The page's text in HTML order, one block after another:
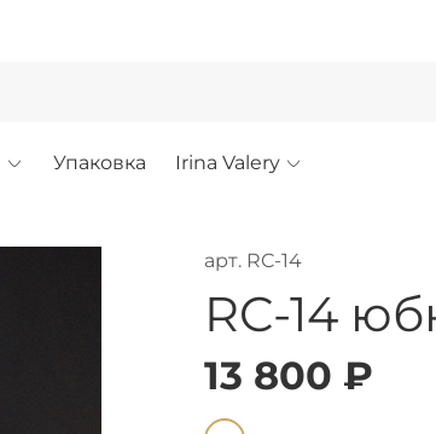
Упаковка
Irina Valery
арт. RC-14
RC-14
13 800 ₽